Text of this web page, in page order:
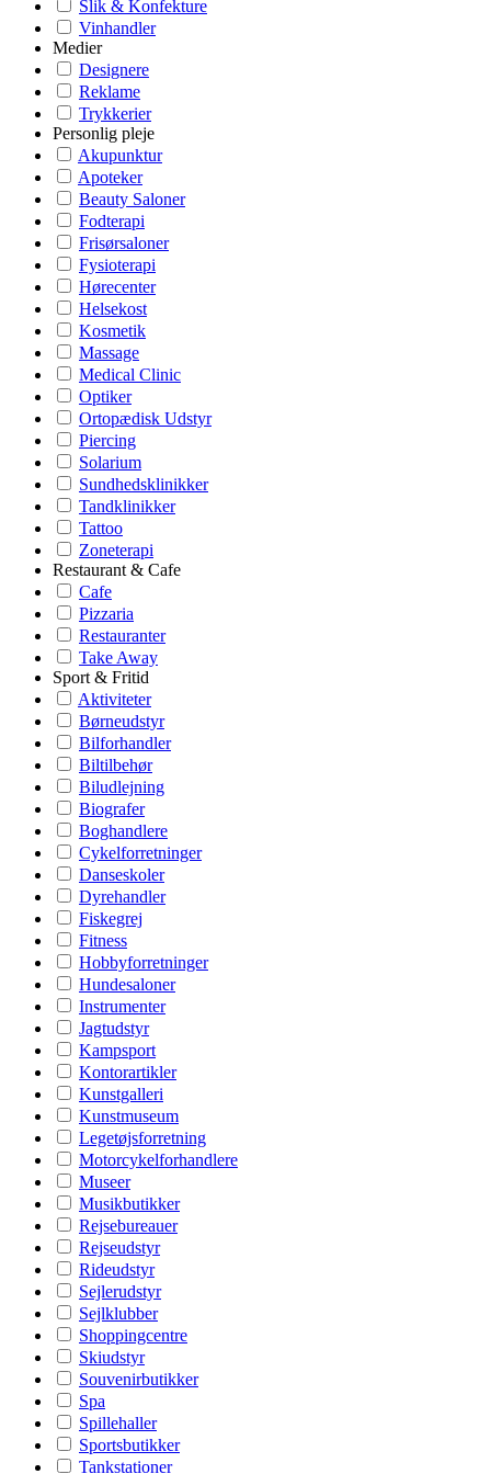
Slik & Konfekture
Vinhandler
Medier
Designere
Reklame
Trykkerier
Personlig pleje
Akupunktur
Apoteker
Beauty Saloner
Fodterapi
Frisørsaloner
Fysioterapi
Hørecenter
Helsekost
Kosmetik
Massage
Medical Clinic
Optiker
Ortopædisk Udstyr
Piercing
Solarium
Sundhedsklinikker
Tandklinikker
Tattoo
Zoneterapi
Restaurant & Cafe
Cafe
Pizzaria
Restauranter
Take Away
Sport & Fritid
Aktiviteter
Børneudstyr
Bilforhandler
Biltilbehør
Biludlejning
Biografer
Boghandlere
Cykelforretninger
Danseskoler
Dyrehandler
Fiskegrej
Fitness
Hobbyforretninger
Hundesaloner
Instrumenter
Jagtudstyr
Kampsport
Kontorartikler
Kunstgalleri
Kunstmuseum
Legetøjsforretning
Motorcykelforhandlere
Museer
Musikbutikker
Rejsebureauer
Rejseudstyr
Rideudstyr
Sejlerudstyr
Sejlklubber
Shoppingcentre
Skiudstyr
Souvenirbutikker
Spa
Spillehaller
Sportsbutikker
Tankstationer